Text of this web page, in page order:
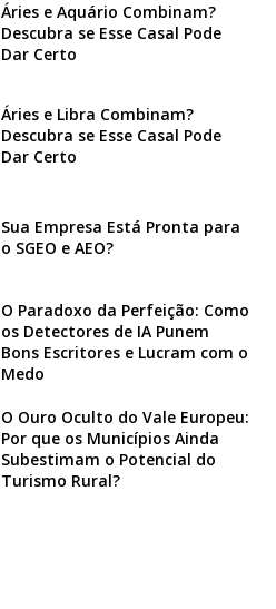
Áries e Aquário Combinam?
Descubra se Esse Casal Pode
Dar Certo
Áries e Libra Combinam?
Descubra se Esse Casal Pode
Dar Certo
Sua Empresa Está Pronta para
o SGEO e AEO?
O Paradoxo da Perfeição: Como
os Detectores de IA Punem
Bons Escritores e Lucram com o
Medo
O Ouro Oculto do Vale Europeu:
Por que os Municípios Ainda
Subestimam o Potencial do
Turismo Rural?